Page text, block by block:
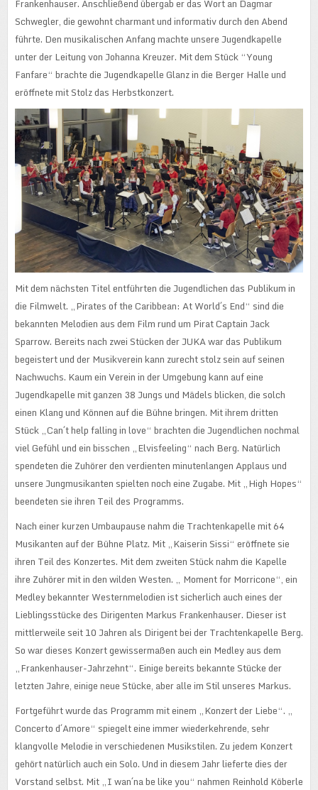
Frankenhauser. Anschließend übergab er das Wort an Dagmar
Schwegler, die gewohnt charmant und informativ durch den Abend
führte. Den musikalischen Anfang machte unsere Jugendkapelle
unter der Leitung von Johanna Kreuzer. Mit dem Stück “Young
Fanfare“ brachte die Jugendkapelle Glanz in die Berger Halle und
eröffnete mit Stolz das Herbstkonzert.
Mit dem nächsten Titel entführten die Jugendlichen das Publikum in
die Filmwelt. „Pirates of the Caribbean: At World´s End“ sind die
bekannten Melodien aus dem Film rund um Pirat Captain Jack
Sparrow. Bereits nach zwei Stücken der JUKA war das Publikum
begeistert und der Musikverein kann zurecht stolz sein auf seinen
Nachwuchs. Kaum ein Verein in der Umgebung kann auf eine
Jugendkapelle mit ganzen 38 Jungs und Mädels blicken, die solch
einen Klang und Können auf die Bühne bringen. Mit ihrem dritten
Stück „Can´t help falling in love“ brachten die Jugendlichen nochmal
viel Gefühl und ein bisschen „Elvisfeeling“ nach Berg. Natürlich
spendeten die Zuhörer den verdienten minutenlangen Applaus und
unsere Jungmusikanten spielten noch eine Zugabe. Mit „High Hopes“
beendeten sie ihren Teil des Programms.
Nach einer kurzen Umbaupause nahm die Trachtenkapelle mit 64
Musikanten auf der Bühne Platz. Mit „Kaiserin Sissi“ eröffnete sie
ihren Teil des Konzertes. Mit dem zweiten Stück nahm die Kapelle
ihre Zuhörer mit in den wilden Westen. „ Moment for Morricone“, ein
Medley bekannter Westernmelodien ist sicherlich auch eines der
Lieblingsstücke des Dirigenten Markus Frankenhauser. Dieser ist
mittlerweile seit 10 Jahren als Dirigent bei der Trachtenkapelle Berg.
So war dieses Konzert gewissermaßen auch ein Medley aus dem
„Frankenhauser-Jahrzehnt“. Einige bereits bekannte Stücke der
letzten Jahre, einige neue Stücke, aber alle im Stil unseres Markus.
Fortgeführt wurde das Programm mit einem „Konzert der Liebe“. „
Concerto d´Amore“ spiegelt eine immer wiederkehrende, sehr
klangvolle Melodie in verschiedenen Musikstilen. Zu jedem Konzert
gehört natürlich auch ein Solo. Und in diesem Jahr lieferte dies der
Vorstand selbst. Mit „I wan´na be like you“ nahmen Reinhold Köberle